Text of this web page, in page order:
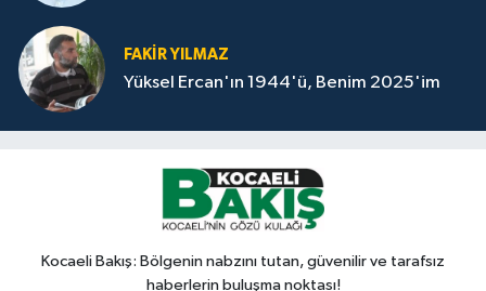
FAKİR YILMAZ
Yüksel Ercan'ın 1944'ü, Benim 2025'im
Kocaeli Bakış: Bölgenin nabzını tutan, güvenilir ve tarafsız
haberlerin buluşma noktası!